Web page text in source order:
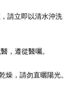
請立即以清水沖洗
，遵從醫囑。
燥，請勿直曬陽光。